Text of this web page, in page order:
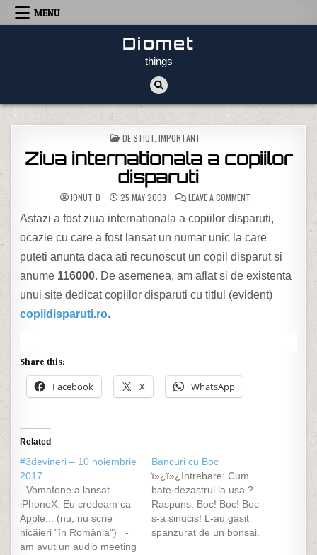
Skip to content
MENU
Diomet
things
POSTED IN
DE STIUT, IMPORTANT
Ziua internationala a copiilor
disparuti
IONUT_D 25 MAY 2009 LEAVE A COMMENTON ZIUA
Astazi a fost ziua internationala a copiilor disparuti,
ocazie cu care a fost lansat un numar unic la care
puteti anunta daca ati recunoscut un copil disparut si
anume 116000. De asemenea, am aflat si de existenta
unui site dedicat copiilor disparuti cu titlul (evident)
copiidisparuti.ro.
Share this:
Facebook X WhatsApp
Related
#3devineri – 10 noiembrie
2017
- Vomafone a lansat
iPhoneX. Eu credeam ca
Apple... (nu, nu scrie
nicăieri "în România") -
‎am avut un audio meeting
Bancuri cu Boc
ï»¿ï»¿Intrebare: Cum
bate dezastrul la usa ?
Raspuns: Boc! Boc! Boc
s-a sinucis! L-au gasit
spanzurat de un bonsai.